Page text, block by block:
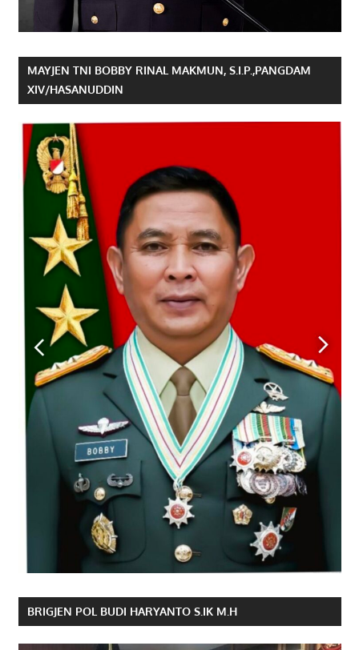
MAYJEN TNI BOBBY RINAL MAKMUN, S.I.P.,PANGDAM
XIV/HASANUDDIN
BRIGJEN POL BUDI HARYANTO S.IK M.H